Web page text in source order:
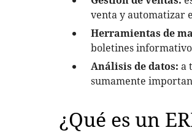
venta y automatizar
Herramientas de
boletines
Análisis de datos: a
sumamente
¿Qué es un